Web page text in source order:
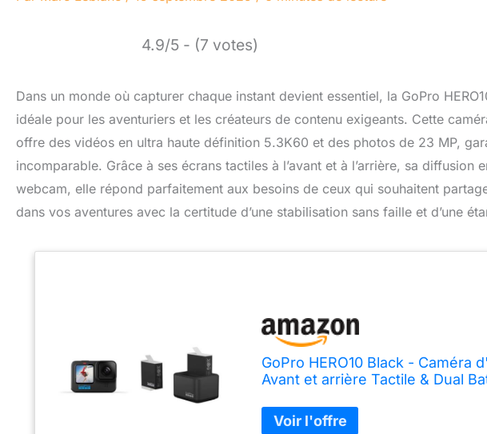
4.9/5 - (7 votes)
Dans un monde où capturer chaque instant devient essentiel, la GoPro
idéale pour les aventuriers et les créateurs de contenu exigeants. Cette
offre des vidéos en ultra haute définition 5.3K60 et des photos de 23 MP,
incomparable. Grâce à ses écrans tactiles à l’avant et à l’arrière, sa
webcam, elle répond parfaitement aux besoins de ceux qui souhaitent
dans vos aventures avec la certitude d’une stabilisation sans faille et d’une
GoPro HERO10 Black - Caméra
Avant et arrière Tactile & Dual
Accessoire Officielle